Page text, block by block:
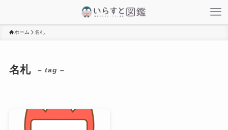
ホーム 名札
名札 – tag –